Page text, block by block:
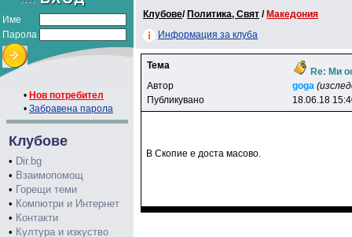
Име
Парола
• Нов потребител
• Забравена парола
Клубове
• Dir.bg
• Взаимопомощ
• Горещи теми
• Компютри и Интернет
• Контакти
• Култура и изкуство
Клубове/ Политика, Свят / Македония
Информация за клуба
Тема
Re: Ми
Автор
goga
Публикувано
18.06.18
В Скопие е доста масово.